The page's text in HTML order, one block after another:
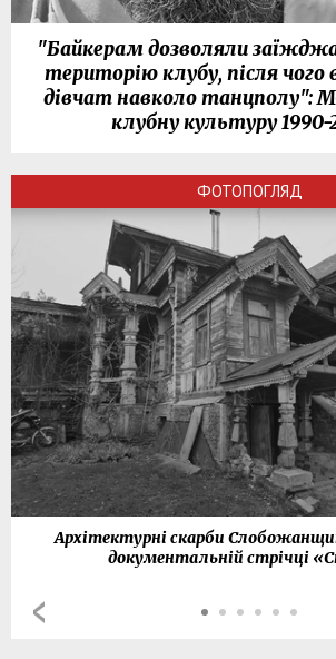
"Байкерам дозволяли
територію клубу, після
дівчат навколо танцполу":
клубну культуру
ФОТОПОГЛЯД
Архітектурні скарби
документальній стрічці